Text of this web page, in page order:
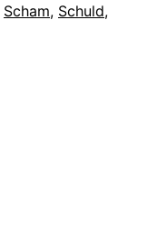
Scham, Schuld,